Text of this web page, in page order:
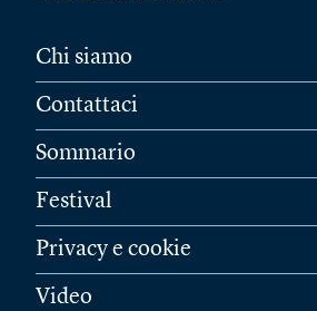
Chi siamo
Contattaci
Sommario
Festival
Privacy e cookie
Video